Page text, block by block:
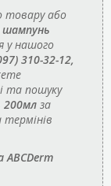
товару або
шампунь
у нашого
310-32-12,
та пошуку
200мл за
АВСDerm